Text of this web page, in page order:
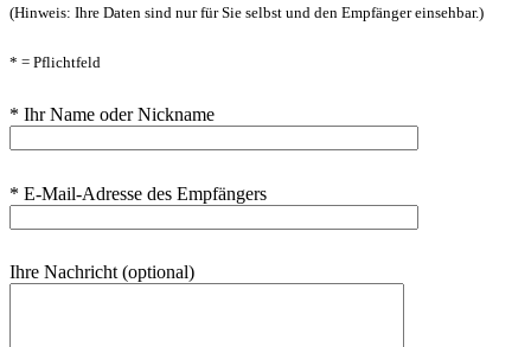
(Hinweis: Ihre Daten sind nur für Sie selbst und den Empfänger einsehbar.)
* = Pflichtfeld
* Ihr Name oder Nickname
* E-Mail-Adresse des Empfängers
Ihre Nachricht (optional)